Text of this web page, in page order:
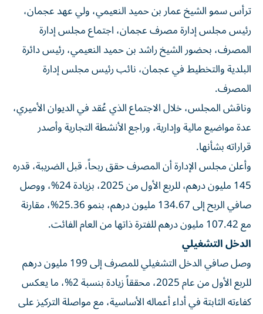
ترأس سمو الشيخ عمار بن حميد النعيمي، ولي عهد عجمان،
رئيس مجلس إدارة مصرف عجمان، اجتماع مجلس إدارة
المصرف، بحضور الشيخ راشد بن حميد النعيمي، رئيس دائرة
البلدية والتخطيط في عجمان، نائب رئيس مجلس إدارة
المصرف.
وناقش المجلس، خلال الاجتماع الذي عُقد في الديوان الأميري،
عدة مواضيع مالية وإدارية، وراجع الأنشطة التجارية وأصدر
قراراته بشأنها.
وأعلن مجلس الإدارة أن المصرف حقق ربحاً، قبل الضريبة، قدره
145 مليون درهم، للربع الأول من 2025، بزيادة 24%، ووصل
صافي الربح إلى 134.67 مليون درهم، بنمو 25.36%، مقارنة
مع 107.42 مليون درهم للفترة ذاتها من العام الفائت.
الدخل التشغيلي
وصل صافي الدخل التشغيلي للمصرف إلى 199 مليون درهم
للربع الأول من عام 2025، محققاً زيادة بنسبة 2%، ما يعكس
كفاءته الثابتة في أداء أعماله الأساسية، مع مواصلة التركيز على